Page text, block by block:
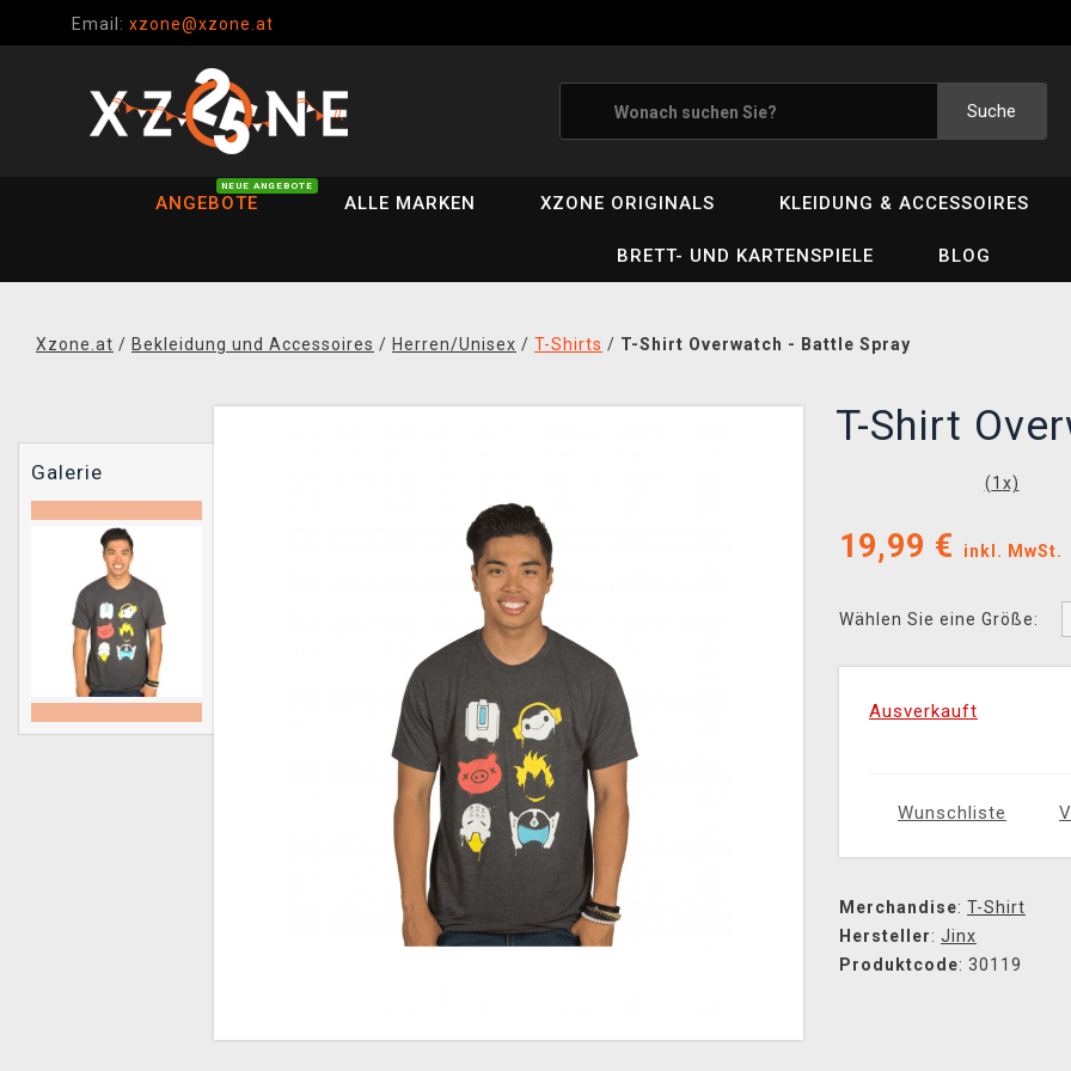
Email: xzone@xzone.at
Suche
ANGEBOTE
NEUE ANGEBOTE
ALLE MARKEN XZONE ORIGINALS KLEIDUNG & ACCESSOIRES
BRETT- UND KARTENSPIELE BLOG
Xzone.at / Bekleidung und Accessoires / Herren/Unisex / T-Shirts / T-Shirt Overwatch - Battle Spray
Galerie
T-Shirt
(1 x)
19,99 € inkl. MwSt.
Wählen Sie eine Größe:
Ausverkauft
Wunschliste
Merchandise: T-Shirt
Hersteller: Jinx
Produktcode: 30119